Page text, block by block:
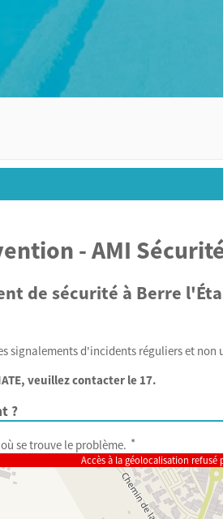
- AMI
de sécurité à Berre
signalements d'incidents réguliers et non
veuillez contacter le 17.
?
se trouve le problème. *
Accès à la géolocalisation refusé